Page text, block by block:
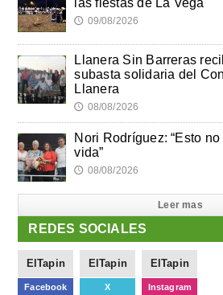
🕔 09/08/2026
Llanera Sin Barreras
subasta solidaria del
Llanera
🕔 08/08/2026
Nori Rodríguez: “Esto
vida”
🕔 08/08/2026
Leer mas
REDES SOCIALES
ElTapin
Facebook
ElTapin
X
ElTapin
Instagram